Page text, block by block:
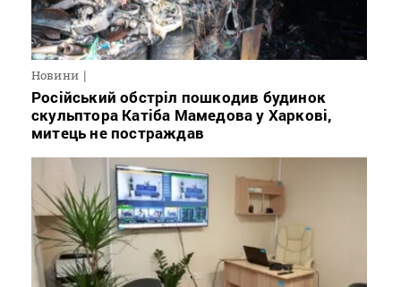
Новини
Російський обстріл пошкодив будинок
скульптора Катіба Мамедова у Харкові,
митець не постраждав